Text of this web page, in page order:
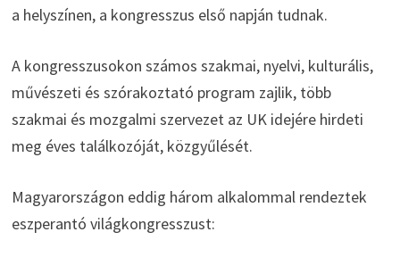
a helyszínen, a kongresszus első napján tudnak.
A kongresszusokon számos szakmai, nyelvi, kulturális,
művészeti és szórakoztató program zajlik, több
szakmai és mozgalmi szervezet az UK idejére hirdeti
meg éves találkozóját, közgyűlését.
Magyarországon eddig három alkalommal rendeztek
eszperantó világkongresszust: